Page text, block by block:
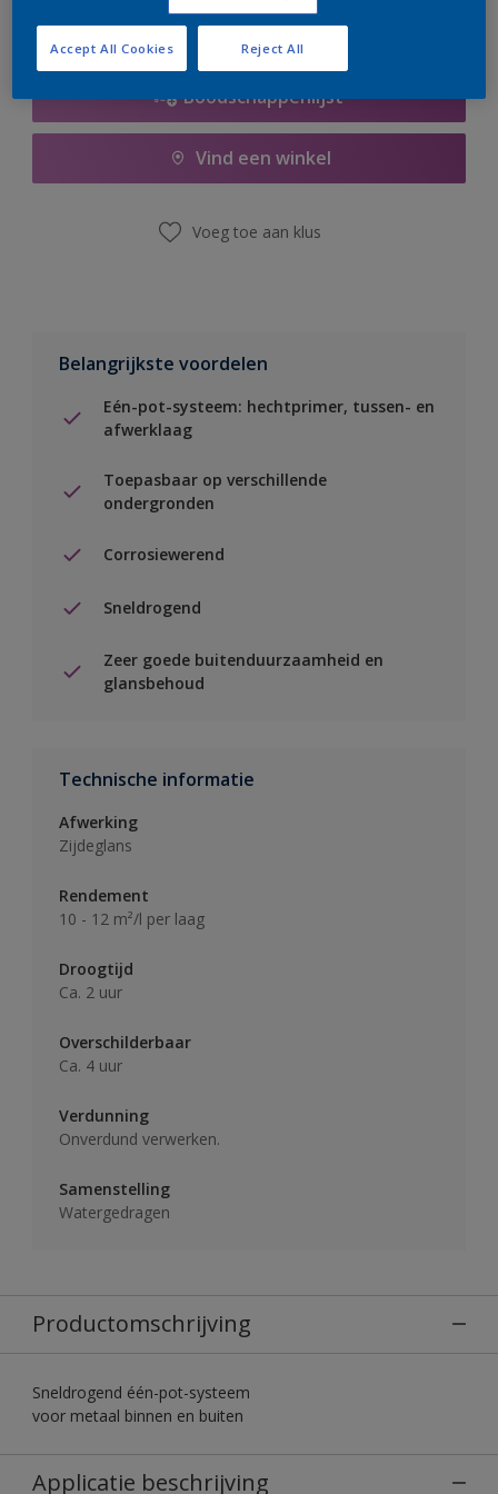
Boodschappenlijst
Vind een winkel
Voeg toe aan klus
Belangrijkste voordelen
Eén-pot-systeem: hechtprimer, tussen- en
afwerklaag
Toepasbaar op verschillende
ondergronden
Corrosiewerend
Sneldrogend
Zeer goede buitenduurzaamheid en
glansbehoud
Technische informatie
Afwerking
Zijdeglans
Rendement
10 - 12 m²/l per laag
Droogtijd
Ca. 2 uur
Overschilderbaar
Ca. 4 uur
Verdunning
Onverdund verwerken.
Samenstelling
Watergedragen
Productomschrijving
Sneldrogend één-pot-systeem
voor metaal binnen en buiten
Applicatie beschrijving
Reject All
Accept All Cookies